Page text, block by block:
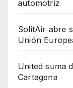
automotriz
SolitAir abre
Unión
United suma
Cartagena